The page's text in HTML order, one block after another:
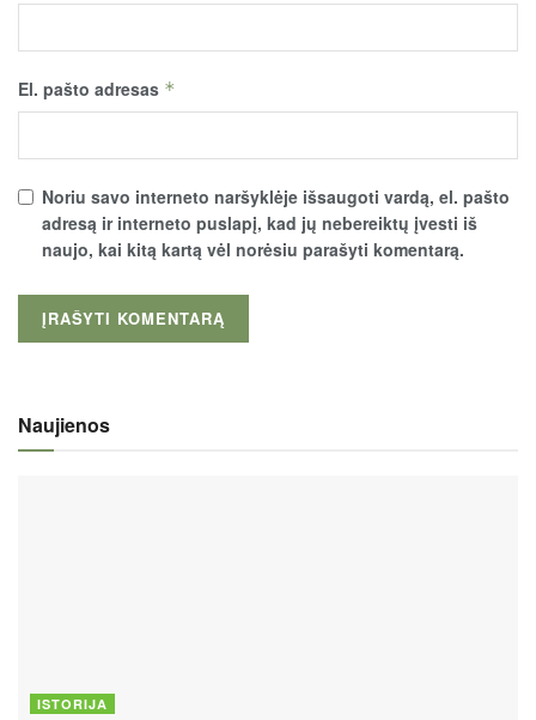
El. pašto adresas *
Noriu savo interneto naršyklėje išsaugoti vardą, el. pašto
adresą ir interneto puslapį, kad jų nebereiktų įvesti iš
naujo, kai kitą kartą vėl norėsiu parašyti komentarą.
Naujienos
ISTORIJA